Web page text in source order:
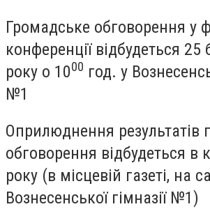
Громадське обговорення у
конференції відбудеться 25
року о 1000 год. у
№1
Оприлюднення результатів
обговорення відбудеться в
року (в місцевій газеті, на
Вознесенської гімназії №1)